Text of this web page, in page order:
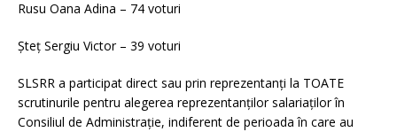
Rusu Oana Adina – 74 voturi
Șteț Sergiu Victor – 39 voturi
SLSRR a participat direct sau prin reprezentanți la TOATE
scrutinurile pentru alegerea reprezentanților salariaților în
Consiliul de Administrație, indiferent de perioada în care au